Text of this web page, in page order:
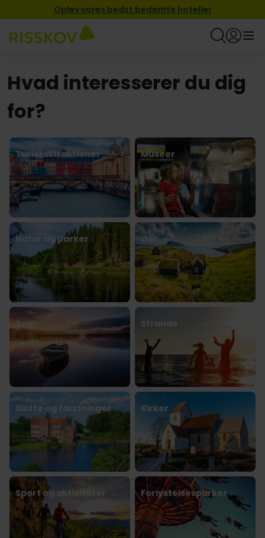
Oplev vores bedst bedømte hoteller
Hvad interesserer du dig
for?
Turistattraktioner Museer
Natur og parker Øer
Søer Strande
Slotte og fæstninger Kirker
Sport og aktiviteter Forlystelsesparker